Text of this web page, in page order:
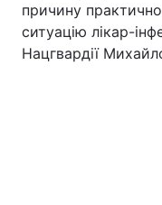
причину
ситуацію лікар-
Нацгвардії